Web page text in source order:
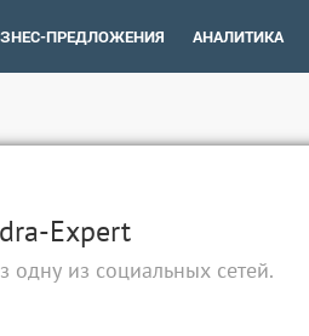
ПРЕДЛОЖЕНИЯ АНАЛИТИКА
Expert
из социальных сетей.